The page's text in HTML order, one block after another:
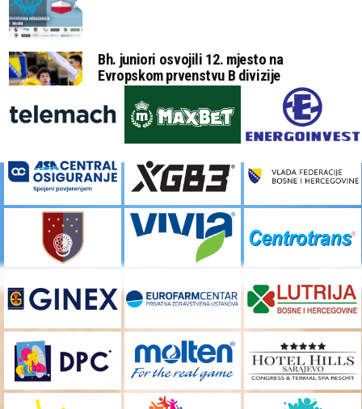
Bh. juniori osvojili 12. mjesto na
Evropskom prvenstvu B divizije